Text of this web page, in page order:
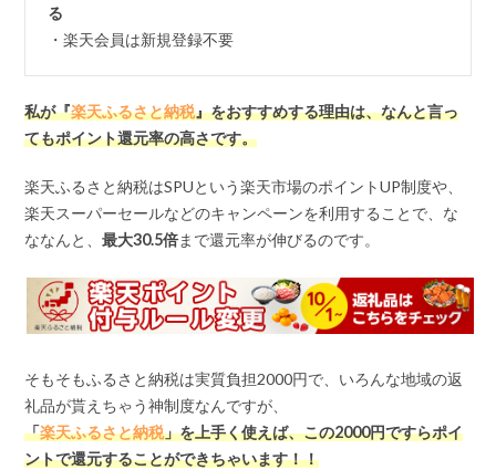
る
・楽天会員は新規登録不要
私が『楽天ふるさと納税』をおすすめする理由は、なんと言っ
てもポイント還元率の高さです。
楽天ふるさと納税はSPUという楽天市場のポイントUP制度や、
楽天スーパーセールなどのキャンペーンを利用することで、な
ななんと、最大30.5倍まで還元率が伸びるのです。
そもそもふるさと納税は実質負担2000円で、いろんな地域の返
礼品が貰えちゃう神制度なんですが、
「楽天ふるさと納税」を上手く使えば、この2000円ですらポイ
ントで還元することができちゃいます！！